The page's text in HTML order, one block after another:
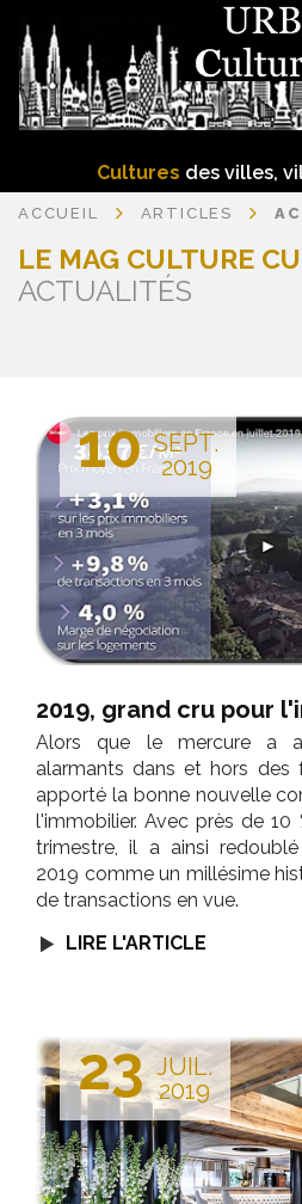
Cultures des villes,
LE MAG CULTURE
ACTUALITÉS
ACCUEIL ARTICLES
10 SEPT.
2019
2019, grand cru pour
Alors que le mercure a
alarmants dans et hors des
apporté la bonne nouvelle
l'immobilier. Avec près de 10
trimestre, il a ainsi
2019 comme un millésime
de transactions en vue.
LIRE L'ARTICLE
23 JUIL.
2019